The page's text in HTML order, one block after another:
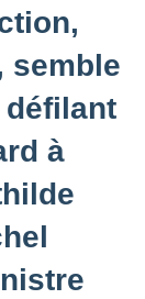
semble
à